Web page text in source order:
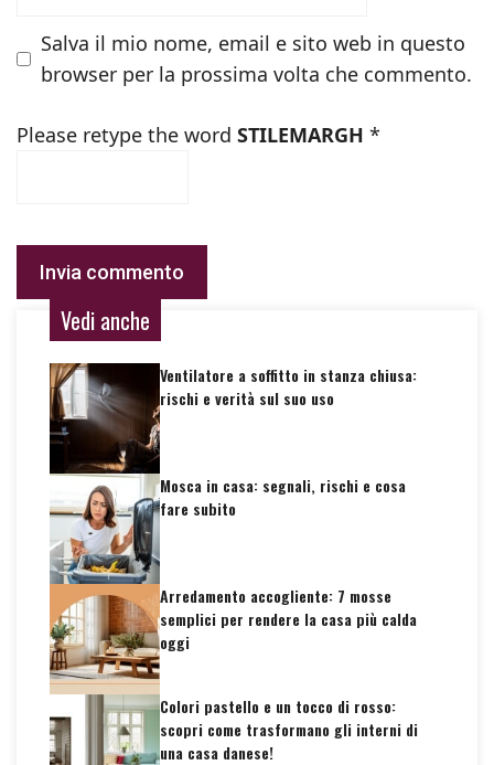
Salva il mio nome, email e sito web in questo
browser per la prossima volta che commento.
Please retype the word STILEMARGH *
Vedi anche
Ventilatore a soffitto in stanza chiusa:
rischi e verità sul suo uso
Mosca in casa: segnali, rischi e cosa
fare subito
Arredamento accogliente: 7 mosse
semplici per rendere la casa più calda
oggi
Colori pastello e un tocco di rosso:
scopri come trasformano gli interni di
una casa danese!